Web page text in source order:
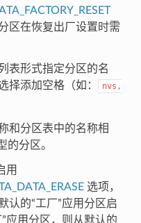
区在恢复出厂设置时需
表形式指定分区的名
择添加空格（如：
nvs,
和分区表中的名称相
的分区。
用
选项，
认的“工厂”应用分区启
应用分区，则从默认的